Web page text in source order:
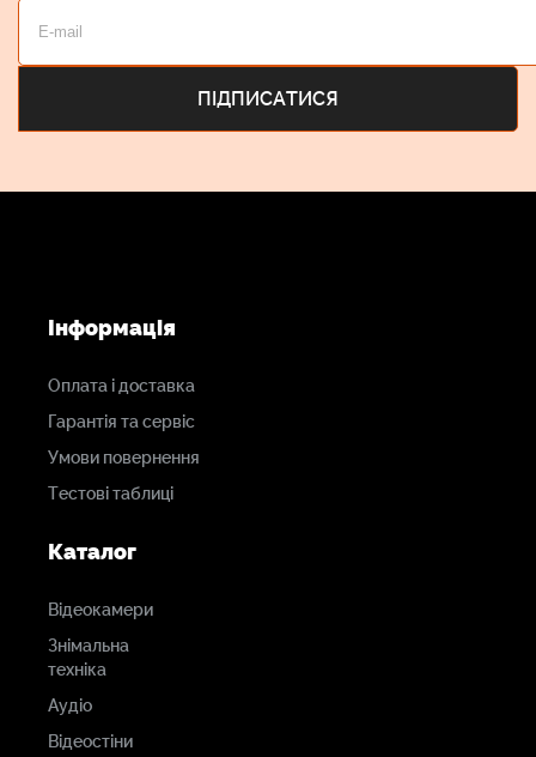
Інформація
Оплата і доставка
Гарантія та сервіс
Умови повернення
Тестові таблиці
Каталог
Відеокамери
Знімальна
техніка
Аудіо
Відеостіни